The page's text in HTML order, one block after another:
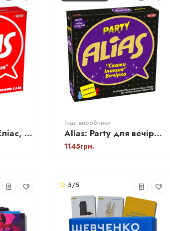
Alias: Original (Еліас, Аліас) УКР
Інші виробники
Alias: Party для вечірки (Еліас, Аліас) УКР
1145грн.
5/5